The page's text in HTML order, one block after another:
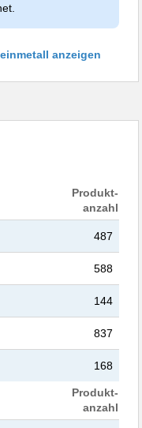
anzeigen
Produkt-
anzahl
487
588
144
837
168
Produkt-
anzahl